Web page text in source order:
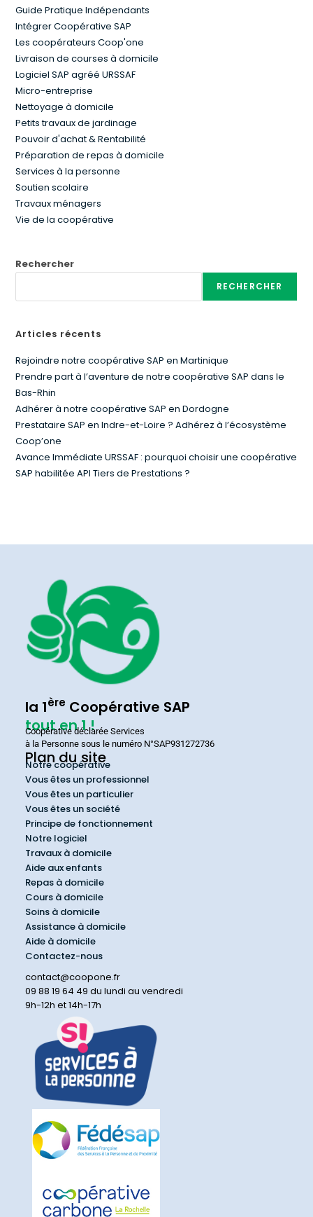
Guide Pratique Indépendants
Intégrer Coopérative SAP
Les coopérateurs Coop'one
Livraison de courses à domicile
Logiciel SAP agréé URSSAF
Micro-entreprise
Nettoyage à domicile
Petits travaux de jardinage
Pouvoir d'achat & Rentabilité
Préparation de repas à domicile
Services à la personne
Soutien scolaire
Travaux ménagers
Vie de la coopérative
Rechercher
RECHERCHER
Articles récents
Rejoindre notre coopérative SAP en Martinique
Prendre part à l’aventure de notre coopérative SAP dans le
Bas-Rhin
Adhérer à notre coopérative SAP en Dordogne
Prestataire SAP en Indre-et-Loire ? Adhérez à l’écosystème
Coop’one
Avance Immédiate URSSAF : pourquoi choisir une coopérative
SAP habilitée API Tiers de Prestations ?
la 1ère Coopérative SAP
tout en 1 !
Coopérative déclarée Services
à la Personne sous le numéro N°SAP931272736
Plan du site
Notre coopérative
Vous êtes un professionnel
Vous êtes un particulier
Vous êtes un société
Principe de fonctionnement
Notre logiciel
Travaux à domicile
Aide aux enfants
Repas à domicile
Cours à domicile
Soins à domicile
Assistance à domicile
Aide à domicile
Contactez-nous
contact@coopone.fr
09 88 19 64 49 du lundi au vendredi
9h-12h et 14h-17h